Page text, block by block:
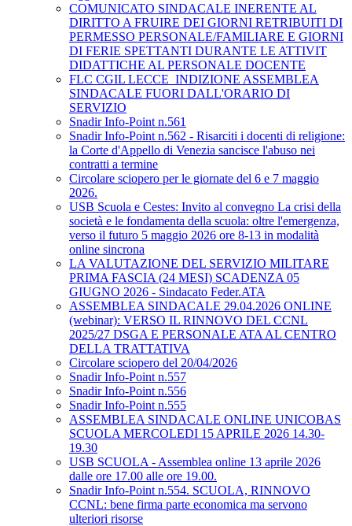
COMUNICATO SINDACALE INERENTE AL
DIRITTO A FRUIRE DEI GIORNI RETRIBUITI DI
PERMESSO PERSONALE/FAMILIARE E GIORNI
DI FERIE SPETTANTI DURANTE LE ATTIVIT
DIDATTICHE AL PERSONALE DOCENTE
FLC CGIL LECCE_INDIZIONE ASSEMBLEA
SINDACALE FUORI DALL'ORARIO DI
SERVIZIO
Snadir Info-Point n.561
Snadir Info-Point n.562 - Risarciti i docenti di religione:
la Corte d'Appello di Venezia sancisce l'abuso nei
contratti a termine
Circolare sciopero per le giornate del 6 e 7 maggio
2026.
USB Scuola e Cestes: Invito al convegno La crisi della
società e le fondamenta della scuola: oltre l'emergenza,
verso il futuro 5 maggio 2026 ore 8-13 in modalità
online sincrona
LA VALUTAZIONE DEL SERVIZIO MILITARE
PRIMA FASCIA (24 MESI) SCADENZA 05
GIUGNO 2026 - Sindacato Feder.ATA
ASSEMBLEA SINDACALE 29.04.2026 ONLINE
(webinar): VERSO IL RINNOVO DEL CCNL
2025/27 DSGA E PERSONALE ATA AL CENTRO
DELLA TRATTATIVA
Circolare sciopero del 20/04/2026
Snadir Info-Point n.557
Snadir Info-Point n.556
Snadir Info-Point n.555
ASSEMBLEA SINDACALE ONLINE UNICOBAS
SCUOLA MERCOLEDI 15 APRILE 2026 14.30-
19.30
USB SCUOLA - Assemblea online 13 aprile 2026
dalle ore 17.00 alle ore 19.00.
Snadir Info-Point n.554. SCUOLA, RINNOVO
CCNL: bene firma parte economica ma servono
ulteriori risorse